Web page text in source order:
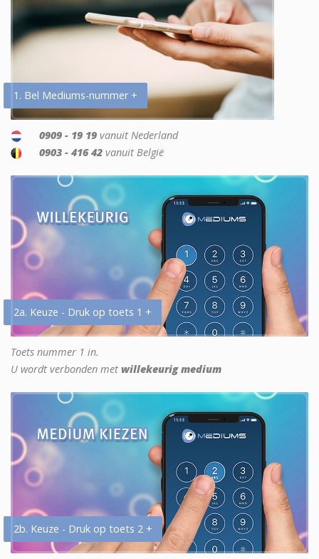
1. Bel Mediums-nummer +
0909 - 19 19 vanuit Nederland
0903 - 416 42 vanuit België
2a. Keuze - Druk op toets 1 +
Toets nummer 1 in.
U wordt verbonden met willekeurig medium
2b. Keuze - Druk op toets 2 +